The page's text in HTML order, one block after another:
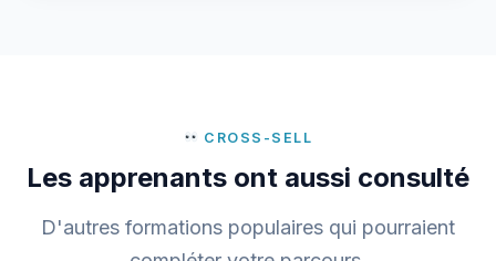
CROSS-SELL
Les apprenants ont aussi consulté
D'autres formations populaires qui pourraient